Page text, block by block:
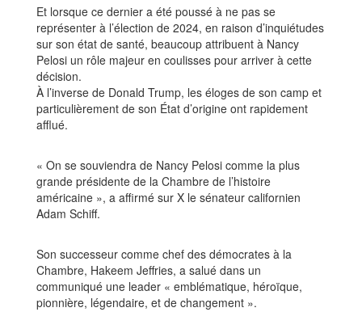
Et lorsque ce dernier a été poussé à ne pas se
représenter à l’élection de 2024, en raison d’inquiétudes
sur son état de santé, beaucoup attribuent à Nancy
Pelosi un rôle majeur en coulisses pour arriver à cette
décision.
À l’inverse de Donald Trump, les éloges de son camp et
particulièrement de son État d’origine ont rapidement
afflué.
« On se souviendra de Nancy Pelosi comme la plus
grande présidente de la Chambre de l’histoire
américaine », a affirmé sur X le sénateur californien
Adam Schiff.
Son successeur comme chef des démocrates à la
Chambre, Hakeem Jeffries, a salué dans un
communiqué une leader « emblématique, héroïque,
pionnière, légendaire, et de changement ».